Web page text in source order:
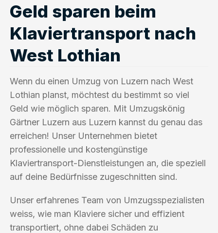
Geld sparen beim
Klaviertransport nach
West Lothian
Wenn du einen Umzug von Luzern nach West
Lothian planst, möchtest du bestimmt so viel
Geld wie möglich sparen. Mit Umzugskönig
Gärtner Luzern aus Luzern kannst du genau das
erreichen! Unser Unternehmen bietet
professionelle und kostengünstige
Klaviertransport-Dienstleistungen an, die speziell
auf deine Bedürfnisse zugeschnitten sind.
Unser erfahrenes Team von Umzugsspezialisten
weiss, wie man Klaviere sicher und effizient
transportiert, ohne dabei Schäden zu